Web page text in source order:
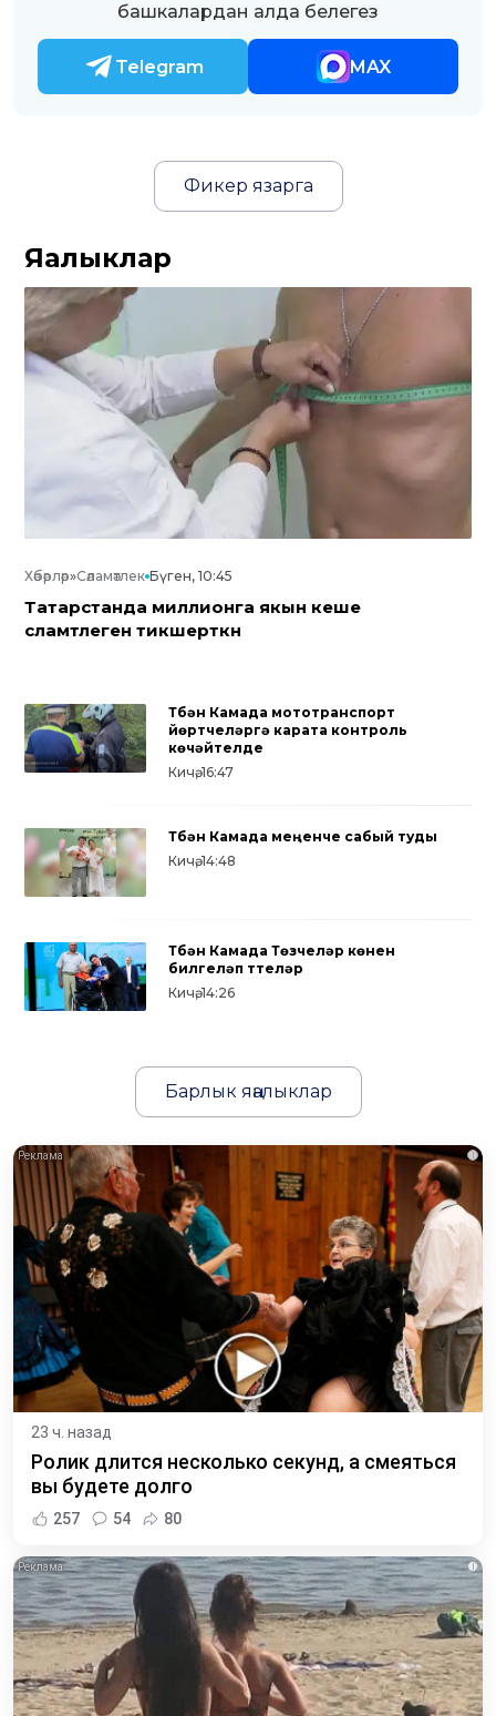
башкалардан алда белегез
Telegram MAX
Фикер язарга
Яңалыклар
Хәбәрләр»Сәламәтлек Бүген, 10:45
Татарстанда миллионга якын кеше
сәламәтлеген тикшерткән
Түбән Камада мототранспорт
йөртүчеләргә карата контроль
көчәйтелде
Кичә, 16:47
Түбән Камада меңенче сабый туды
Кичә, 14:48
Түбән Камада Төзүчеләр көнен
билгеләп үттеләр
Кичә, 14:26
Барлык яңалыклар
i
23 ч. назад
Ролик длится несколько секунд, а смеяться
вы будете долго
257 54 80
i